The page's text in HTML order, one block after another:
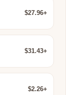
$27.96+
$31.43+
$2.26+